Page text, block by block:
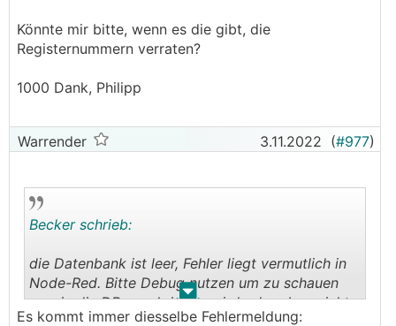
Könnte mir bitte, wenn es die gibt, die
Registernummern verraten?
1000 Dank, Philipp
Warrender 3.11.2022 (#977)
. .
Becker schrieb:
die Datenbank ist leer, Fehler liegt vermutlich in
Node-Red. Bitte Debug nutzen um zu schauen
was in die DB geschrieben wird oder eben nicht.
Es kommt immer diesselbe Fehlermeldung: